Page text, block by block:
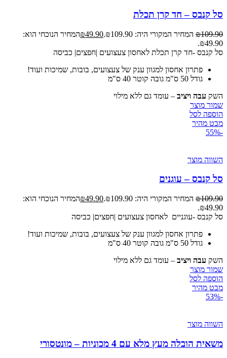
סל קנבס – חד קרן תכלת
₪109.90 המחיר המקורי היה: ₪109.90. ₪49.90
המחיר הנוכחי הוא:
₪49.90.
סל קנבס -חד קרן תכלת לאחסון צעצועים |חפצים| כביסה
פתרון אחסון למגוון ענק של צעצועים, בובות, שמיכות ועוד!
גודל 50 ס"מ גובה קוטר 40 ס"מ
השק עבה ויציב – עומד גם ללא מילוי
שמור מוצר
הוספה לסל
מבט מהיר
-55%
השווה מוצר
סל קנבס – עוגנים
₪109.90 המחיר המקורי היה: ₪109.90. ₪49.90
המחיר הנוכחי הוא:
₪49.90.
סל קנבס -עוגניים לאחסון צעצועים |חפצים| כביסה
פתרון אחסון למגוון ענק של צעצועים, בובות, שמיכות ועוד!
גודל 50 ס"מ גובה קוטר 40 ס"מ
השק עבה ויציב – עומד גם ללא מילוי
שמור מוצר
הוספה לסל
מבט מהיר
-53%
השווה מוצר
משאית הובלה מעץ מלא עם 4 מכוניות – מונטסורי